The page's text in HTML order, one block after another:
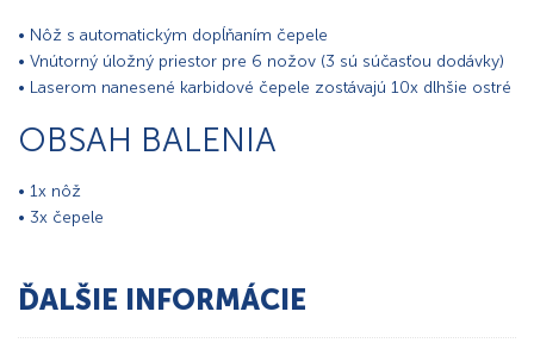
• Nôž s automatickým dopĺňaním čepele
• Vnútorný úložný priestor pre 6 nožov (3 sú súčasťou dodávky)
• Laserom nanesené karbidové čepele zostávajú 10x dlhšie ostré
OBSAH BALENIA
• 1x nôž
• 3x čepele
ĎALŠIE INFORMÁCIE